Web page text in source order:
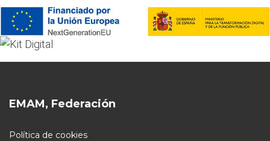
EMAM, Federación
Política de cookies